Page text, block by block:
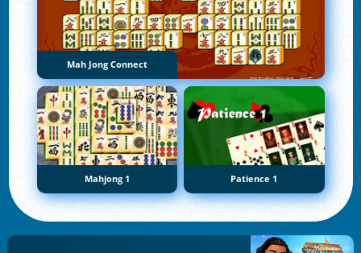
Mah Jong Connect
Mahjong 1 Patience 1